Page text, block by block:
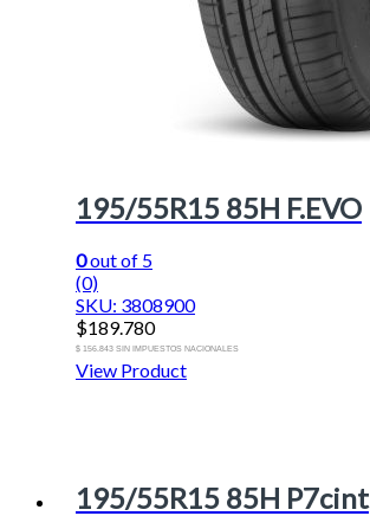
195/55R15 85H F.EVO
0out of 5
(0)
SKU: 3808900
$189.780
$ 156.843 SIN IMPUESTOS NACIONALES
View Product
195/55R15 85H P7cint